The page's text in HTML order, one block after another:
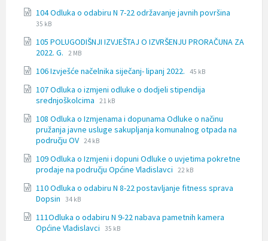
doc
104 Odluka o odabiru N 7-22 održavanje javnih površina
35 kB
105 POLUGODIŠNJI IZVJEŠTAJ O IZVRŠENJU PRORAČUNA ZA
2022. G. File
doc
File
2 MB
106 Izvješće načelnika siječanj- lipanj 2022. File
docx
File
45 kB
107 Odluka o izmjeni odluke o dodjeli stipendija
srednjoškolcima File
docx
File
21 kB
108 Odluka o Izmjenama i dopunama Odluke o načinu
pružanja javne usluge sakupljanja komunalnog otpada na
području OV File
docx
File
24 kB
109 Odluka o Izmjeni i dopuni Odluke o uvjetima pokretne
prodaje na području Općine Vladislavci File
docx
File
22 kB
110 Odluka o odabiru N 8-22 postavljanje fitness sprava
Dopsin File
docx
File
34 kB
111Odluka o odabiru N 9-22 nabava pametnih kamera
Općine Vladislavci File
File
35 kB